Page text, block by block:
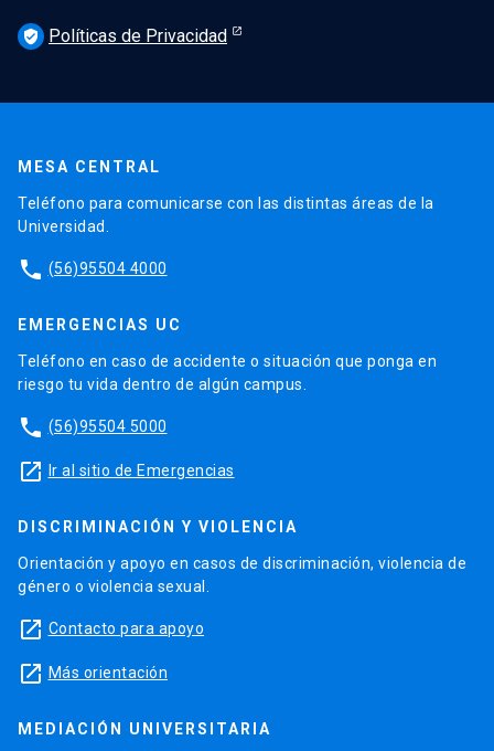
verified_user Políticas de Privacidad
MESA CENTRAL
Teléfono para comunicarse con las distintas áreas de la
Universidad.
phone (56)95504 4000
EMERGENCIAS UC
Teléfono en caso de accidente o situación que ponga en
riesgo tu vida dentro de algún campus.
phone (56)95504 5000
launch Ir al sitio de Emergencias
DISCRIMINACIÓN Y VIOLENCIA
Orientación y apoyo en casos de discriminación, violencia de
género o violencia sexual.
launch Contacto para apoyo
launch Más orientación
MEDIACIÓN UNIVERSITARIA